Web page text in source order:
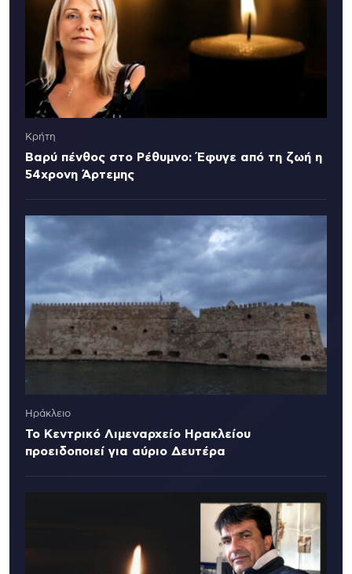
Κρήτη
Βαρύ πένθος στο Ρέθυμνο: Έφυγε από τη ζωή η
54χρονη Άρτεμης
Ηράκλειο
Το Κεντρικό Λιμεναρχείο Ηρακλείου
προειδοποιεί για αύριο Δευτέρα